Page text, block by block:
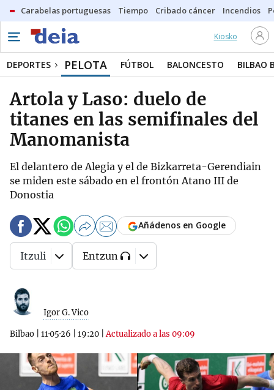
Carabelas portuguesas Tiempo Cribado cáncer Incendios
Kiosko
DEPORTES PELOTA FÚTBOL BALONCESTO BILBAO
Artola y Laso: duelo de
titanes en las semifinales del
Manomanista
El delantero de Alegia y el de Bizkarreta-Gerendiain
se miden este sábado en el frontón Atano III de
Donostia
Igor G. Vico
Bilbao 11·05·26 19:20 |Actualizado a las 09:09
Añádenos en Google
Itzuli Entzun